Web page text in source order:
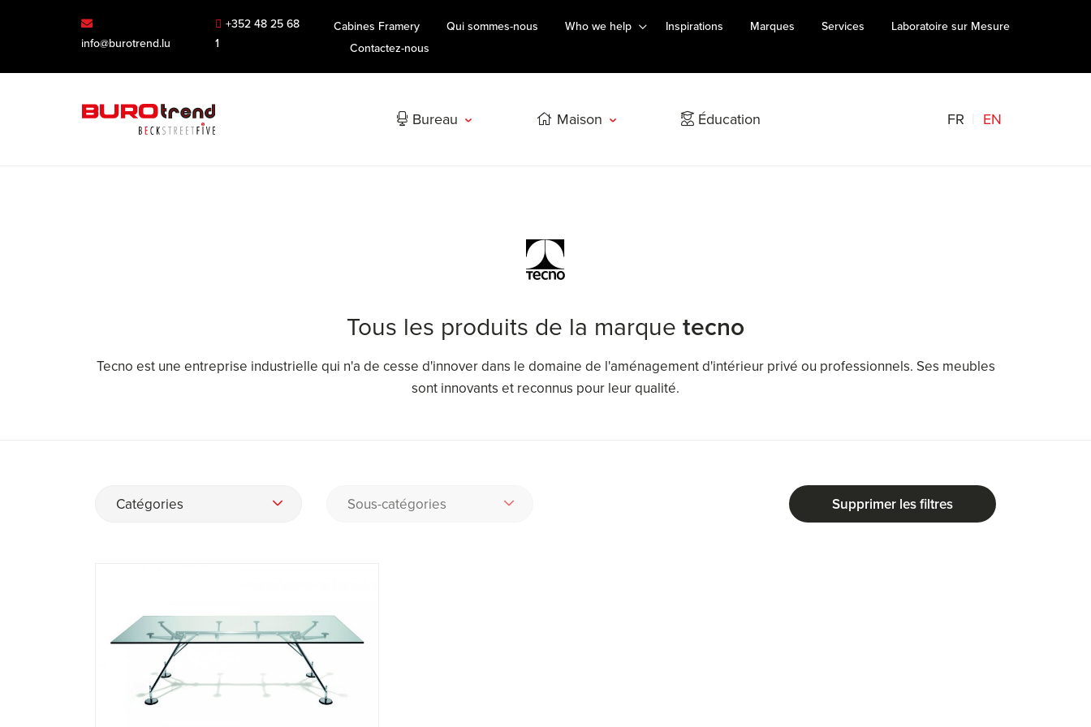
info@burotrend.lu
+352 48 25 68
1
Cabines Framery Qui sommes-nous Who we help Inspirations Marques Services
Laboratoire sur Mesure
Contactez-nous
Bureau Maison Éducation FR EN
Tous les produits de la marque tecno
Tecno est une entreprise industrielle qui n'a de cesse d'innover dans le domaine de l'aménagement d'intérieur privé ou professionnels. Ses meubles
sont innovants et reconnus pour leur qualité.
Catégories Sous-catégories Supprimer les filtres